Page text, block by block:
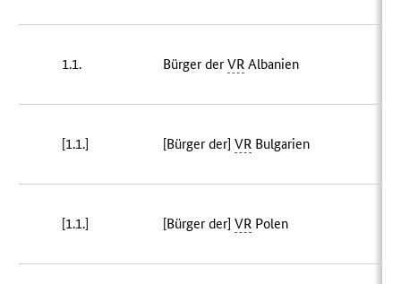
1.1. Bürger derVR Albanien
[1.1.] [Bürger der]VR Bulgarien
[1.1.] [Bürger der]VR Polen